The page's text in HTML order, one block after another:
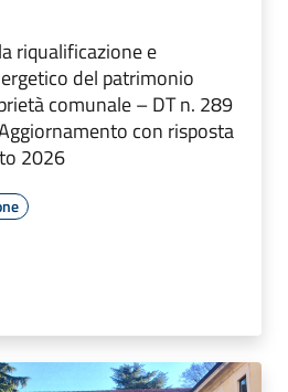
riqualificazione e
del patrimonio
comunale – DT n. 289
con risposta
2026